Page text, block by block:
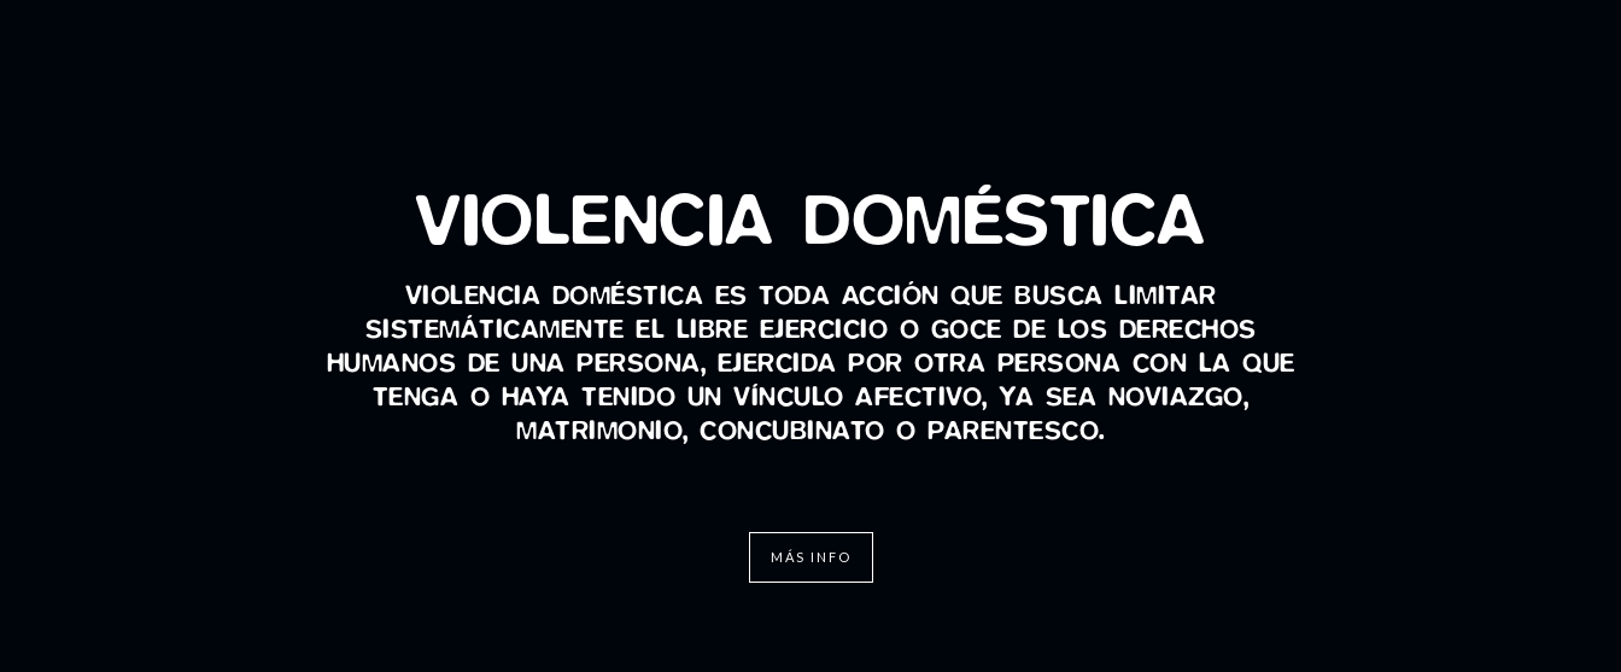
VIOLENCIA DOMÉSTICA
VIOLENCIA DOMÉSTICA ES TODA ACCIÓN QUE BUSCA LIMITAR
SISTEMÁTICAMENTE EL LIBRE EJERCICIO O GOCE DE LOS DERECHOS
HUMANOS DE UNA PERSONA, EJERCIDA POR OTRA PERSONA CON LA QUE
TENGA O HAYA TENIDO UN VÍNCULO AFECTIVO, YA SEA NOVIAZGO,
MATRIMONIO, CONCUBINATO O PARENTESCO.
MÁS INFO